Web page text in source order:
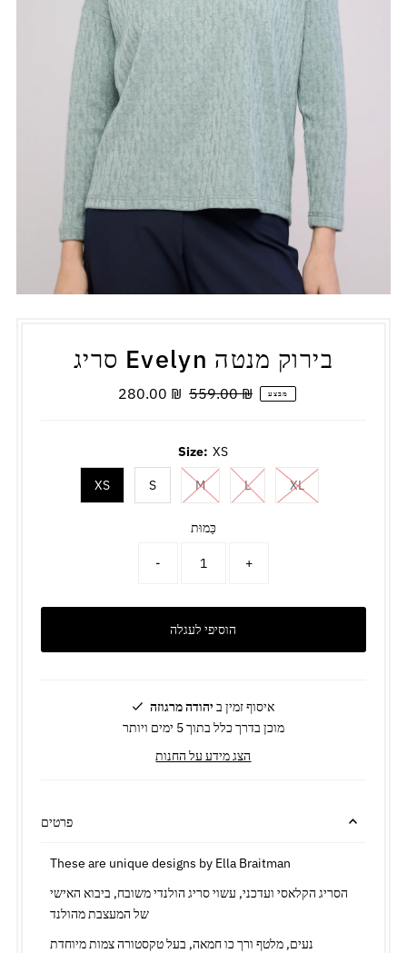
סריג Evelyn בירוק מנטה
מחיר
280.00 ₪ מחיר
559.00 ₪ מבצע
Size: XS
XS S M L XL
כַּמוּת
- +
איסוף זמין ב יהודה מרגוזה
מוכן בדרך כלל בתוך 5 ימים ויותר
הצג מידע על החנות
פרטים
These are unique designs by Ella Braitman
הסריג הקלאסי ועדכני, עשוי סריג הולנדי משובח, ביבוא האישי
של המעצבת מהולנד
נעים, מלטף ורך כו חמאה, בעל טקסטורה צמות מיוחדת